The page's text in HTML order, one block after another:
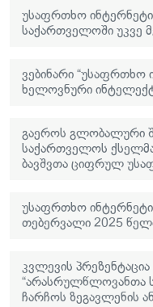
უსაფრთხო
საქართველოში უკვე
ვებინარი “უსაფრთხო
ხელოვნური
გაეროს გლობალური
საქართველოს
ბავშვთა ციფრულ
უსაფრთხო
თებერვალი 2025
კვლევის პრეზენტაცია
“არასრულწლოვანთა
ჩარჩოს ზეგავლენის